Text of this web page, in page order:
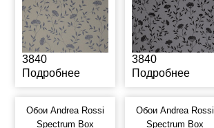
3840
Подробнее
3840
Подробнее
Обои Andrea Rossi
Spectrum Box
Обои Andrea Rossi
Spectrum Box